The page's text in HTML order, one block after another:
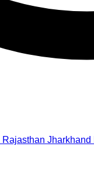
Rajasthan Jharkhand